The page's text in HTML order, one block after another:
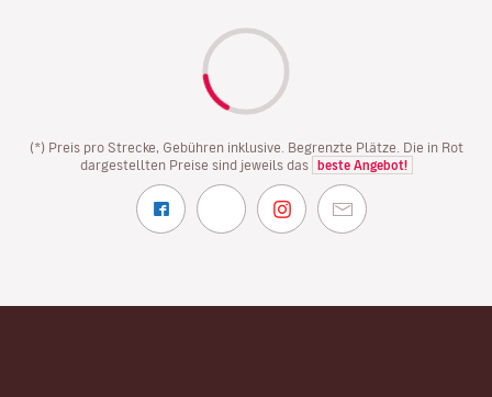
(*) Preis pro Strecke, Gebühren inklusive. Begrenzte Plätze. Die in Rot
dargestellten Preise sind jeweils das
beste Angebot!